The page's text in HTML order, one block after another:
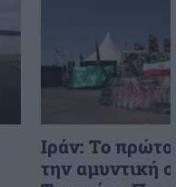
Ιράν: Το πρώτο
την αμυντική